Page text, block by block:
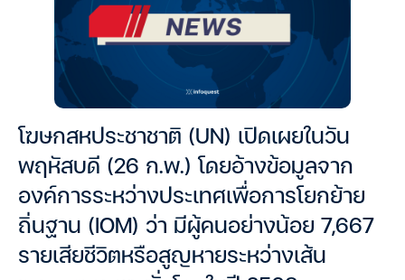
โฆษกสหประชาชาติ (UN) เปิดเผยในวัน
พฤหัสบดี (26 ก.พ.) โดยอ้างข้อมูลจาก
องค์การระหว่างประเทศเพื่อการโยกย้าย
ถิ่นฐาน (IOM) ว่า มีผู้คนอย่างน้อย 7,667
รายเสียชีวิตหรือสูญหายระหว่างเส้น